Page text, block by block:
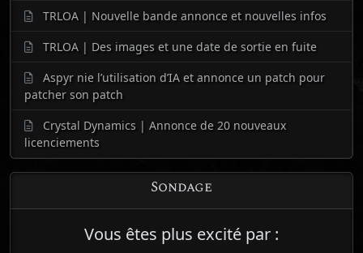
TRLOA | Nouvelle bande annonce et nouvelles infos
TRLOA | Des images et une date de sortie en fuite
Aspyr nie l’utilisation d’IA et annonce un patch pour
patcher son patch
Crystal Dynamics | Annonce de 20 nouveaux
licenciements
Sondage
Vous êtes plus excité par :